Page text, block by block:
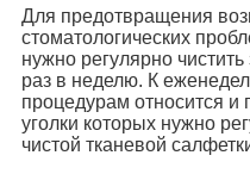
Для предотвращения
стоматологических
нужно регулярно
раз в неделю. К
процедурам относится и
уголки которых нужно
чистой тканевой